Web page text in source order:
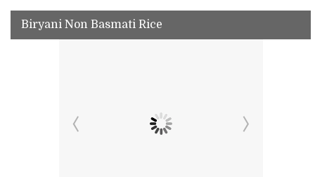
Biryani Non Basmati Rice